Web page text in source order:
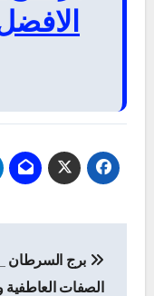
المقالات
برج السرطان
الصفات العاطفية